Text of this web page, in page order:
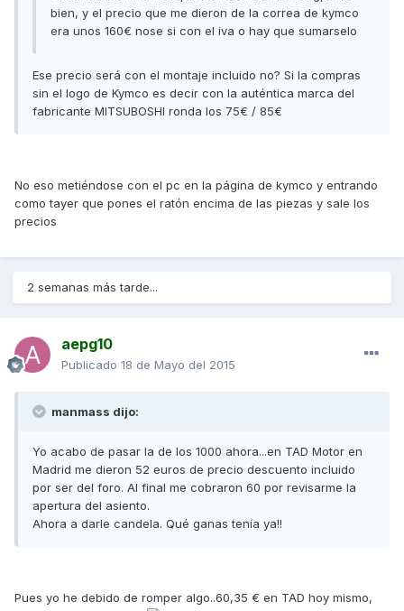
bien, y el precio que me dieron de la correa de kymco
era unos 160€ nose si con el iva o hay que sumarselo
Ese precio será con el montaje incluido no? Si la compras
sin el logo de Kymco es decir con la auténtica marca del
fabricante MITSUBOSHI ronda los 75€ / 85€
No eso metiéndose con el pc en la página de kymco y entrando
como tayer que pones el ratón encima de las piezas y sale los
precios
2 semanas más tarde...
aepg10
Publicado 18 de Mayo del 2015
manmass dijo:
Yo acabo de pasar la de los 1000 ahora...en TAD Motor en
Madrid me dieron 52 euros de precio descuento incluido
por ser del foro. Al final me cobraron 60 por revisarme la
apertura del asiento.
Ahora a darle candela. Qué ganas tenía ya!!
Pues yo he debido de romper algo..60,35 € en TAD hoy mismo,